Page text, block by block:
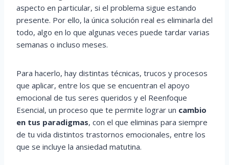
aspecto en particular, si el problema sigue estando
presente. Por ello, la única solución real es eliminarla del
todo, algo en lo que algunas veces puede tardar varias
semanas o incluso meses.
Para hacerlo, hay distintas técnicas, trucos y procesos
que aplicar, entre los que se encuentran el apoyo
emocional de tus seres queridos y el Reenfoque
Esencial, un proceso que te permite lograr un cambio
en tus paradigmas, con el que eliminas para siempre
de tu vida distintos trastornos emocionales, entre los
que se incluye la ansiedad matutina.